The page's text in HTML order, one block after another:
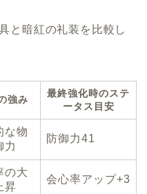
と暗紅の礼装を比較し
強み
最終強化時のステ
ータス目安
な物
力
防御力41
の大
昇
会心率アップ+3